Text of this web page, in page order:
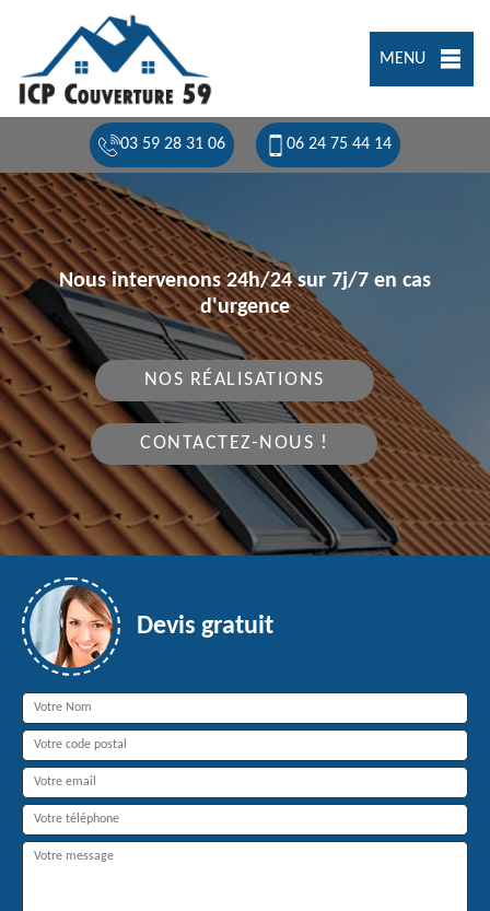
MENU
03 59 28 31 06 06 24 75 44 14
Nous intervenons 24h/24 sur 7j/7 en cas
d'urgence
NOS RÉALISATIONS
CONTACTEZ-NOUS !
Devis gratuit